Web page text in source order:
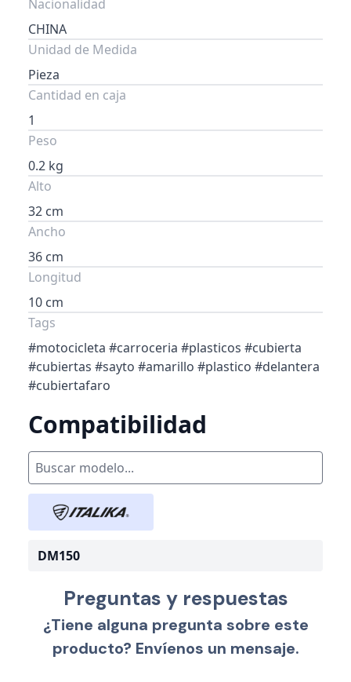
Nacionalidad
CHINA
Unidad de Medida
Pieza
Cantidad en caja
1
Peso
0.2 kg
Alto
32 cm
Ancho
36 cm
Longitud
10 cm
Tags
#motocicleta #carroceria #plasticos #cubierta
#cubiertas #sayto #amarillo #plastico #delantera
#cubiertafaro
Compatibilidad
DM150
Preguntas y respuestas
¿Tiene alguna pregunta sobre este
producto? Envíenos un mensaje.